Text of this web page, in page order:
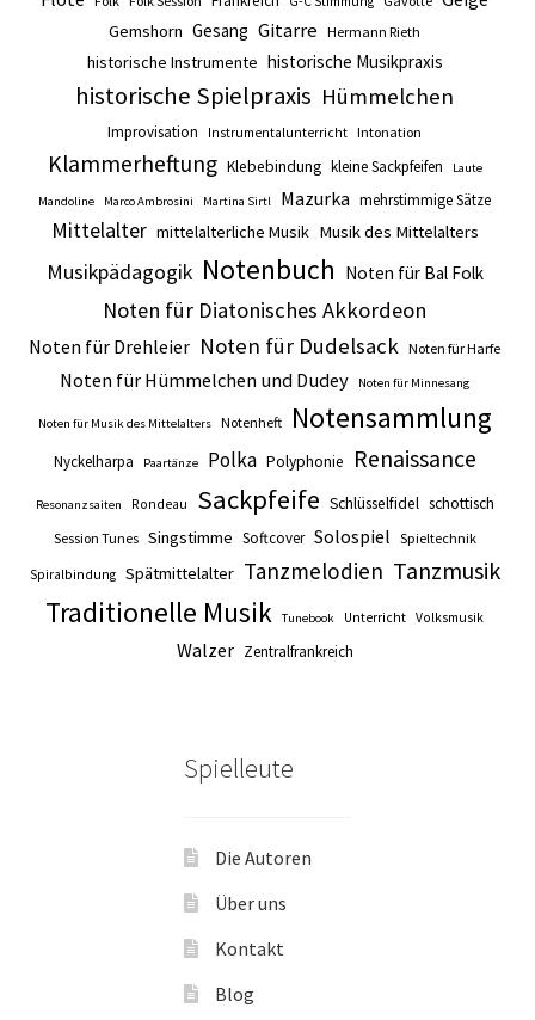
Gemshorn Gesang Gitarre Hermann Rieth
historische Instrumente historische Musikpraxis
historische Spielpraxis Hümmelchen
Improvisation Instrumentalunterricht Intonation
Klammerheftung Klebebindung kleine Sackpfeifen Laute
Mandoline Marco Ambrosini Martina Sirtl Mazurka mehrstimmige Sätze
Mittelalter mittelalterliche Musik Musik des Mittelalters
Musikpädagogik Notenbuch Noten für Bal Folk
Noten für Diatonisches Akkordeon
Noten für Drehleier Noten für Dudelsack Noten für Harfe
Noten für Hümmelchen und Dudey Noten für Minnesang
Noten für Musik des Mittelalters Notenheft Notensammlung
Nyckelharpa Paartänze Polka Polyphonie Renaissance
Resonanzsaiten Rondeau Sackpfeife Schlüsselfidel schottisch
Session Tunes Singstimme Softcover Solospiel Spieltechnik
Spiralbindung Spätmittelalter Tanzmelodien Tanzmusik
Traditionelle Musik Tunebook Unterricht Volksmusik
Walzer Zentralfrankreich
Spielleute
Die Autoren
Über uns
Kontakt
Blog